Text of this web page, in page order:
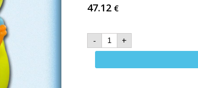
47.12 €
-
+